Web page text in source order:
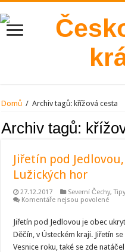
Domů / Archiv tagů: křížová cesta
Archiv tagů:
Jiřetín pod
Lužických hor
27.12.2017 Severní Čechy,
Komentáře nejsou povolenéu
Jiřetín
pod
Jiřetín pod Jedlovou je obec
Děčín, v Ústeckém kraji. Jiřetín
Vesnice roku, také se zde